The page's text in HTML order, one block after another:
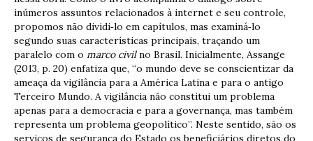
inúmeros assuntos relacionados à internet e seu controle,
propomos não dividi‐lo em capítulos, mas examiná‐lo
segundo suas características principais, traçando um
paralelo com o marco civilno Brasil. Inicialmente, Assange
(2013, p. 20) enfatiza que, “o mundo deve se conscientizar da
ameaça da vigilância para a América Latina e para o antigo
Terceiro Mundo. A vigilância não constitui um problema
apenas para a democracia e para a governança, mas também
representa um problema geopolítico”. Neste sentido, são os
serviços de segurança do Estado os beneficiários diretos do